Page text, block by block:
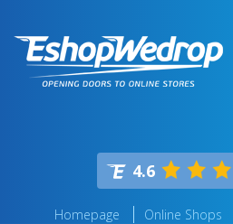
4.6
Homepage Online Shops